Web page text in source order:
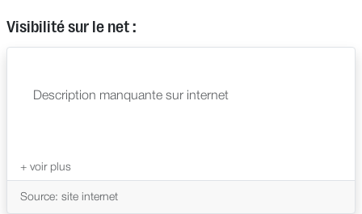
Visibilité sur le net :
Description manquante sur internet
Source: site internet